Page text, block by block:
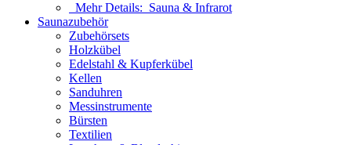
Mehr Details: Sauna & Infrarot
Saunazubehör
Zubehörsets
Holzkübel
Edelstahl & Kupferkübel
Kellen
Sanduhren
Messinstrumente
Bürsten
Textilien